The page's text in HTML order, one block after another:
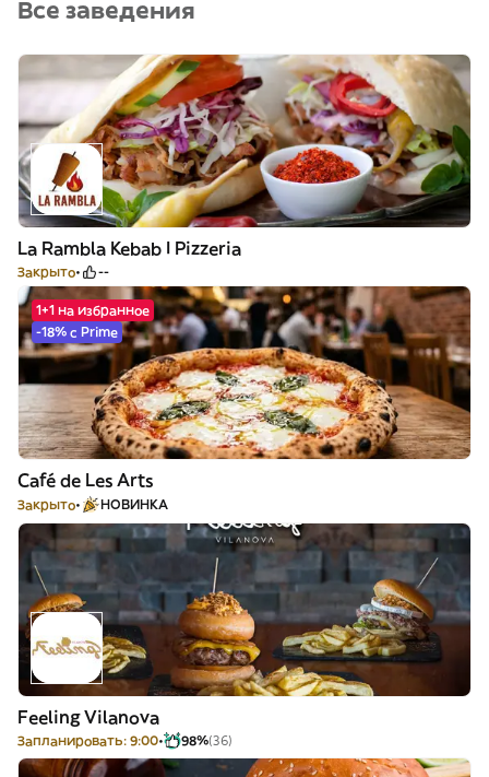
Все заведения
La Rambla Kebab I Pizzeria
Закрыто --
1+1 на избранное
-18% с Prime
Café de Les Arts
Закрыто НОВИНКА
Feeling Vilanova
Запланировать: 9:00 98%(36)